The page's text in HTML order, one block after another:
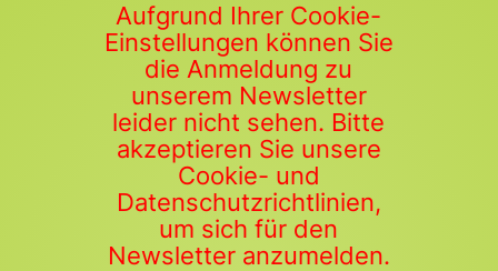
Aufgrund Ihrer Cookie-
Einstellungen können Sie
die Anmeldung zu
unserem Newsletter
leider nicht sehen. Bitte
akzeptieren Sie unsere
Cookie- und
Datenschutzrichtlinien,
um sich für den
Newsletter anzumelden.